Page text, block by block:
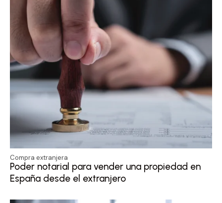
Compra extranjera
Poder notarial para vender una propiedad en
España desde el extranjero